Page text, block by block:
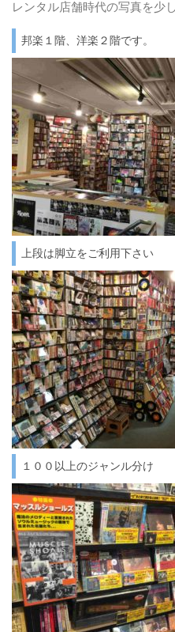
レンタル店舗時代の写真を少し
邦楽１階、洋楽２階です。
上段は脚立をご利用下さい
１００以上のジャンル分け